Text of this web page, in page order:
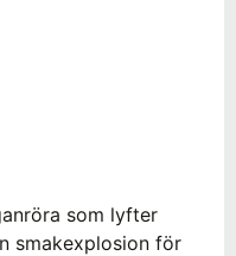
som lyfter
smakexplosion för